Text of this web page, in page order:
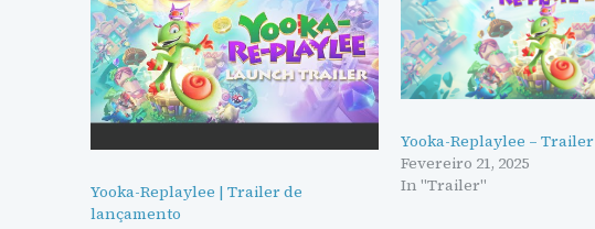
Yooka-Replaylee | Trailer de
lançamento
Yooka-Replaylee – Trailer
Fevereiro 21, 2025
In "Trailer"